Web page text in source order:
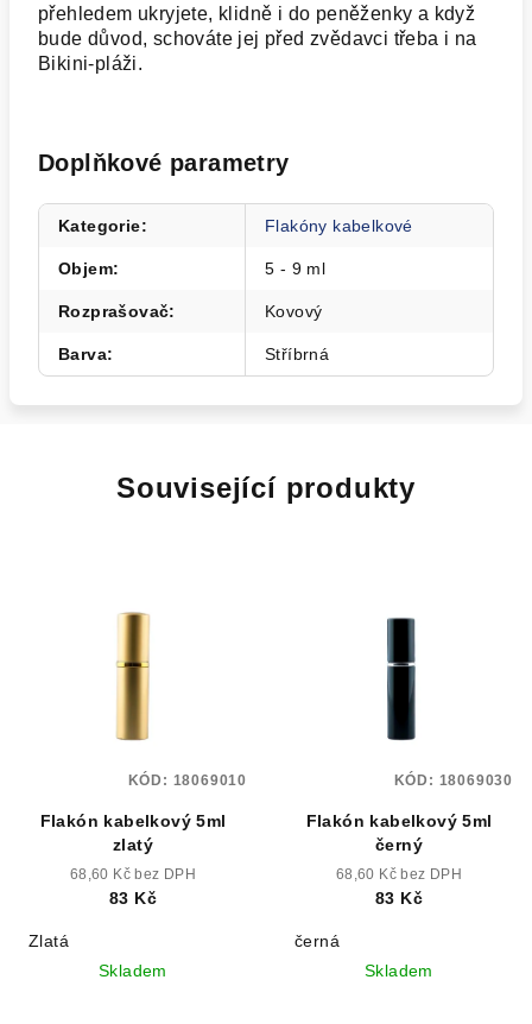
přehledem ukryjete, klidně i do peněženky a když
bude důvod, schováte jej před zvědavci třeba i na
Bikini-pláži.
Doplňkové parametry
Kategorie: Flakóny kabelkové
Objem: 5 - 9 ml
Rozprašovač: Kovový
Barva: Stříbrná
Související produkty
Flakón kabelkový 5ml
zlatý
68,60 Kč bez DPH
83 Kč
Zlatá
Skladem
KÓD: 18069010
Flakón kabelkový 5ml
černý
68,60 Kč bez DPH
83 Kč
černá
Skladem
KÓD: 18069030